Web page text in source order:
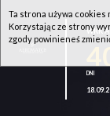
WKK
Ta strona używa cookies
Korzystając ze strony
zgody powinieneś